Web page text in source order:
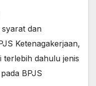
syarat dan
Ketenagakerjaan,
terlebih dahulu jenis
BPJS